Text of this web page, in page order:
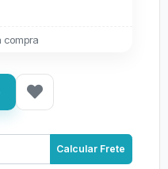
compra
Calcular Frete